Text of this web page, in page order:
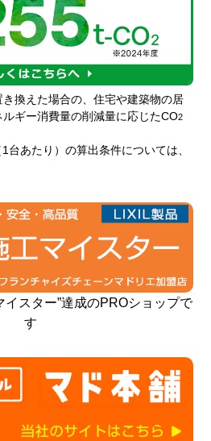
換えた場合の、住宅や建築物の居
ギー消費量の削減量に応じたCO2
台あたり）の算出条件については、
イスター”達成のPROショップで
す